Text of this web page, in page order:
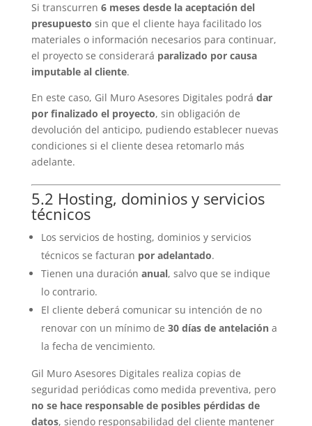
Si transcurren 6 meses desde la aceptación del
presupuesto sin que el cliente haya facilitado los
materiales o información necesarios para continuar,
el proyecto se considerará paralizado por causa
imputable al cliente.
En este caso, Gil Muro Asesores Digitales podrá dar
por finalizado el proyecto, sin obligación de
devolución del anticipo, pudiendo establecer nuevas
condiciones si el cliente desea retomarlo más
adelante.
5.2 Hosting, dominios y servicios
técnicos
Los servicios de hosting, dominios y servicios
técnicos se facturan por adelantado.
Tienen una duración anual, salvo que se indique
lo contrario.
El cliente deberá comunicar su intención de no
renovar con un mínimo de 30 días de antelacióna
la fecha de vencimiento.
Gil Muro Asesores Digitales realiza copias de
seguridad periódicas como medida preventiva, pero
no se hace responsable de posibles pérdidas de
datos, siendo responsabilidad del cliente mantener